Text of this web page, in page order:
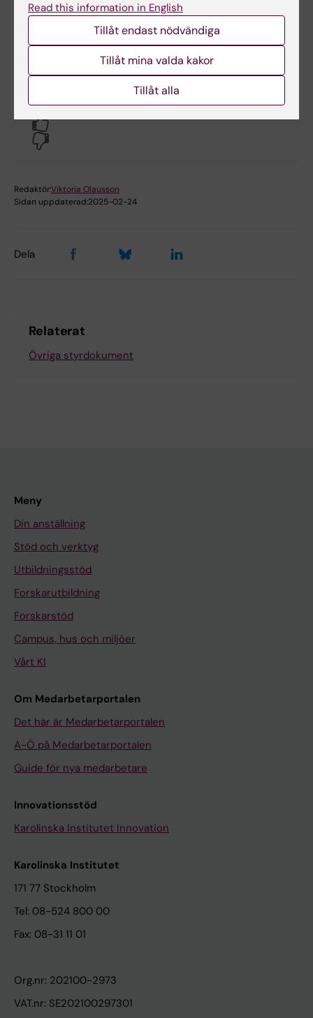
Universitetsgemensamma riktlinjer för
användningen och kvalitetssäkringen av lokalt
beslutade urvalsgrunder vid KI (PDF, 294.78 KB)
Hade du nytta av informationen på denna sida?
Yes
Redaktör:Viktoria Olausson
Sidan uppdaterad:2025-02-24
Dela
Relaterat
Övriga styrdokument
Meny
Din anställning
Stöd och verktyg
Utbildningsstöd
Forskarutbildning
Forskarstöd
Campus, hus och miljöer
Vårt KI
Om Medarbetarportalen
Det här är Medarbetarportalen
A-Ö på Medarbetarportalen
Guide för nya medarbetare
Innovationsstöd
Karolinska Institutet Innovation
Karolinska Institutet
171 77 Stockholm
Tel: 08-524 800 00
Fax: 08-31 11 01
Org.nr: 202100-2973
VAT.nr: SE202100297301
Read this information in English
Tillåt endast nödvändiga
Tillåt mina valda kakor
Tillåt alla